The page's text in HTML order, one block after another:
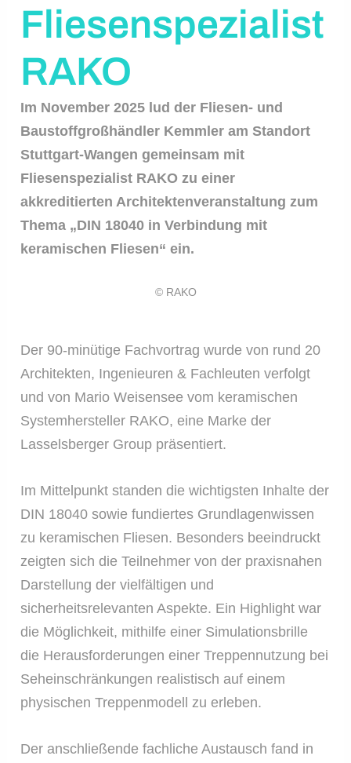
Fliesenspezialist
RAKO
Im November 2025 lud der Fliesen- und
Baustoffgroßhändler Kemmler am Standort
Stuttgart-Wangen gemeinsam mit
Fliesenspezialist RAKO zu einer
akkreditierten Architektenveranstaltung zum
Thema „DIN 18040 in Verbindung mit
keramischen Fliesen“ ein.
© RAKO
Der 90-minütige Fachvortrag wurde von rund 20
Architekten, Ingenieuren & Fachleuten verfolgt
und von Mario Weisensee vom keramischen
Systemhersteller RAKO, eine Marke der
Lasselsberger Group präsentiert.
Im Mittelpunkt standen die wichtigsten Inhalte der
DIN 18040 sowie fundiertes Grundlagenwissen
zu keramischen Fliesen. Besonders beeindruckt
zeigten sich die Teilnehmer von der praxisnahen
Darstellung der vielfältigen und
sicherheitsrelevanten Aspekte. Ein Highlight war
die Möglichkeit, mithilfe einer Simulationsbrille
die Herausforderungen einer Treppennutzung bei
Seheinschränkungen realistisch auf einem
physischen Treppenmodell zu erleben.
Der anschließende fachliche Austausch fand in